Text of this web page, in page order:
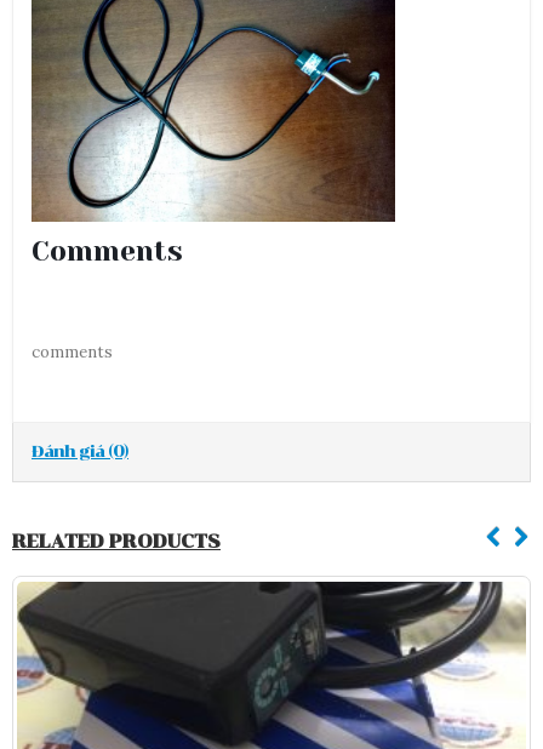
Comments
comments
Đánh giá (0)
RELATED PRODUCTS